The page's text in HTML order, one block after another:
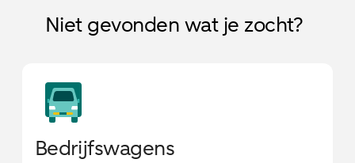
Niet gevonden wat je zocht?
Bedrijfswagens